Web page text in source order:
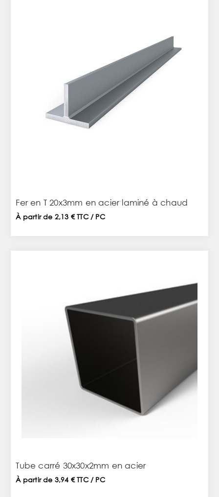
Fer en T 20x3mm en acier laminé à chaud
À partir de 2,13 € TTC / PC
Tube carré 30x30x2mm en acier
À partir de 3,94 € TTC / PC